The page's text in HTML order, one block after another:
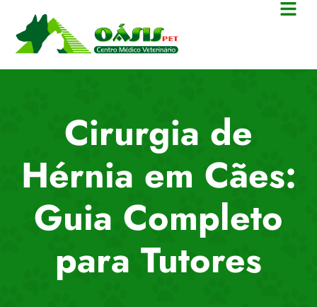
Cirurgia de
Hérnia em Cães:
Guia Completo
para Tutores